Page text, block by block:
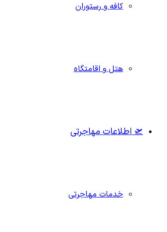
کافه و رستوران
هتل و اقامتگاه
🛫 اطلاعات مهاجرتی
خدمات مهاجرتی